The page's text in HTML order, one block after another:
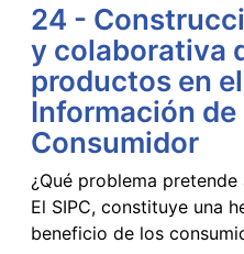
24 -
y colaborativa
productos en
Información de
Consumidor
¿Qué problema
El SIPC, constituye una
beneficio de los